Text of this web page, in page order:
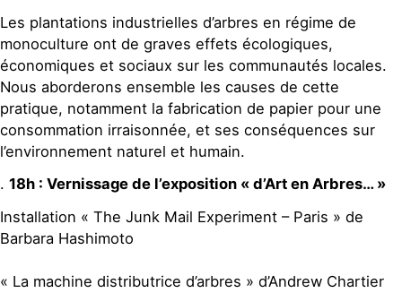
Les plantations industrielles d’arbres en régime de
monoculture ont de graves effets écologiques,
économiques et sociaux sur les communautés locales.
Nous aborderons ensemble les causes de cette
pratique, notamment la fabrication de papier pour une
consommation irraisonnée, et ses conséquences sur
l’environnement naturel et humain.
. 18h : Vernissage de l’exposition « d’Art en Arbres… »
Installation « The Junk Mail Experiment – Paris » de
Barbara Hashimoto
« La machine distributrice d’arbres » d’Andrew Chartier